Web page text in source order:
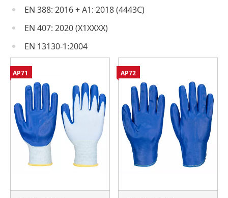
EN 388: 2016 + A1: 2018 (4443C)
EN 407: 2020 (X1XXXX)
EN 13130-1:2004
AP71 AP72